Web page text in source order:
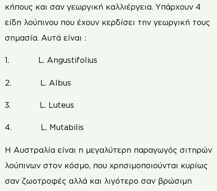
κήπους και σαν γεωργική καλλιέργεια. Υπάρχουν 4
είδη λούπινου που έχουν κερδίσει την γεωργική τους
σημασία. Αυτά είναι :
1. L. Angustifolius
2. L. Albus
3. L. Luteus
4. L. Mutabilis
Η Αυστραλία είναι η μεγαλύτερη παραγωγός σιτηρών
λούπινων στον κόσμο, που χρησιμοποιούνται κυρίως
σαν ζωοτροφές αλλά και λιγότερο σαν βρώσιμη